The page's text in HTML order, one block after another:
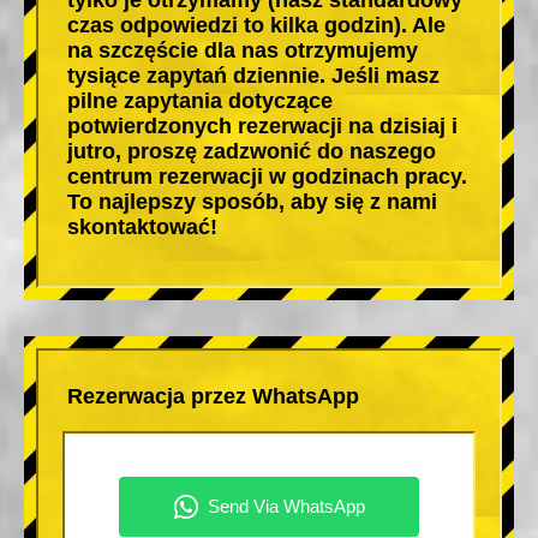
czas odpowiedzi to kilka godzin). Ale
na szczęście dla nas otrzymujemy
tysiące zapytań dziennie. Jeśli masz
pilne zapytania dotyczące
potwierdzonych rezerwacji na dzisiaj i
jutro, proszę zadzwonić do naszego
centrum rezerwacji w godzinach pracy.
To najlepszy sposób, aby się z nami
skontaktować!
Rezerwacja przez WhatsApp